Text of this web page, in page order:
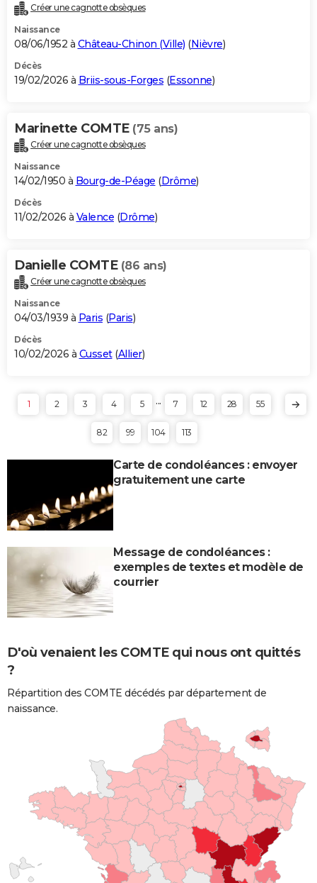
Créer une cagnotte obsèques
Naissance
08/06/1952 à Château-Chinon (Ville) (Nièvre)
Décès
19/02/2026 à Briis-sous-Forges (Essonne)
Marinette COMTE (75 ans)
Créer une cagnotte obsèques
Naissance
14/02/1950 à Bourg-de-Péage (Drôme)
Décès
11/02/2026 à Valence (Drôme)
Danielle COMTE (86 ans)
Créer une cagnotte obsèques
Naissance
04/03/1939 à Paris (Paris)
Décès
10/02/2026 à Cusset(Allier)
1 2 3 4 5 ... 7 12 28 55
82 99 104 113
Carte de condoléances : envoyer
gratuitement une carte
Message de condoléances :
exemples de textes et modèle de
courrier
D'où venaient les COMTE qui nous ont quittés
?
Répartition des COMTE décédés par département de
naissance.